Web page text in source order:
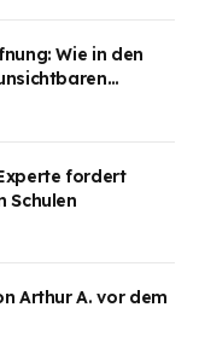
Wie in den
fordert
Schulen
Arthur A. vor dem